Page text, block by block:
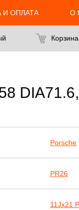
И ОПЛАТА О
Корзина
Porsche
PR26
11Jx21